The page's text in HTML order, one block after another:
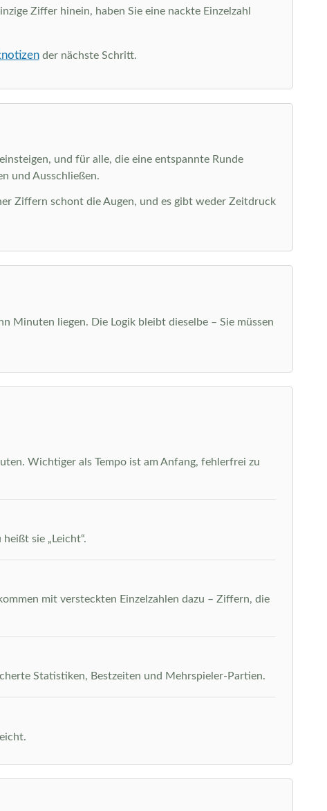
Ziffer hinein, haben Sie eine nackte Einzelzahl
der nächste Schritt.
und für alle, die eine entspannte Runde
und Ausschließen.
Ziffern schont die Augen, und es gibt weder Zeitdruck
Minuten liegen. Die Logik bleibt dieselbe – Sie müssen
Wichtiger als Tempo ist am Anfang, fehlerfrei zu
sie „Leicht“.
mit versteckten Einzelzahlen dazu – Ziffern, die
Statistiken, Bestzeiten und Mehrspieler-Partien.